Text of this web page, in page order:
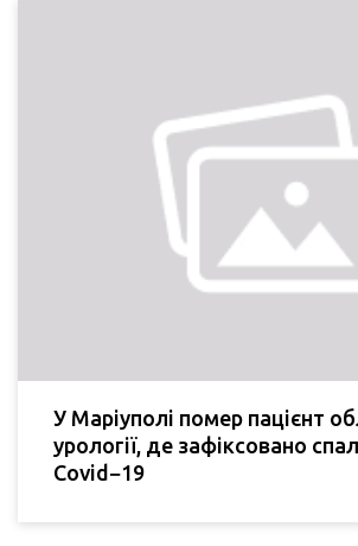
У Маріуполі помер пацієнт
урології, де зафіксовано
Covid−19